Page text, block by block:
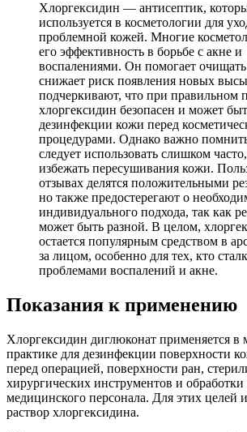
Хлоргексидин — антисептик,
используется в косметологии для
проблемной кожей. Многие
его эффективность в борьбе с акне и
воспалениями. Он помогает
снижает риск появления новых
подчеркивают, что при правильном
хлоргексидин безопасен и может
дезинфекции кожи перед
процедурами. Однако важно
следует использовать слишком
избежать пересушивания кожи.
отзывах делятся положительными
но также предостерегают о
индивидуального подхода, так как
может быть разной. В целом,
остается популярным средством в
за лицом, особенно для тех, кто
проблемами воспалений и акне.
Показания к применению
Хлоргексидин диглюконат применяется в
практике для дезинфекции поверхности
перед операцией, поверхности ран,
хирургических инструментов и
медицинского персонала. Для этих целей
раствор хлоргексидина.